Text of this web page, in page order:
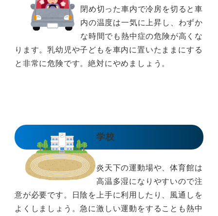
閉め切った車内で冷房を切ると車
内の温度は一気に上昇し、わずか
な時間でも熱中症の危険が高くな
ります。乳幼児や子どもを車内に置いたままにする
と非常に危険です。絶対にやめましょう。
学校
炎天下の運動場や、体育館は
高温多湿になりやすいので注
意が必要です。日陰を上手に利用したり、風通しを
よくしましょう。急に激しい運動をすることも熱中